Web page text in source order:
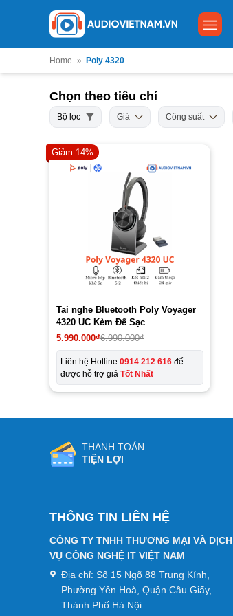
Home » Poly 4320
Chọn theo tiêu chí
Bộ lọc Giá Công suất
Giảm 14%
Tai nghe Bluetooth Poly Voyager
4320 UC Kèm Đế Sạc
5.990.000₫6.990.000₫
Liên hệ Hotline 0914 212 616 để
được hỗ trợ giá Tốt Nhất
THANH TOÁN
TIỆN LỢI
THÔNG TIN LIÊN HỆ
CÔNG TY TNHH THƯƠNG MẠI VÀ DỊCH
VỤ CÔNG NGHỆ IT VIỆT NAM
Địa chỉ: Số 15 Ngõ 88 Trung Kính,
Phường Yên Hoà, Quận Cầu Giấy,
Thành Phố Hà Nội